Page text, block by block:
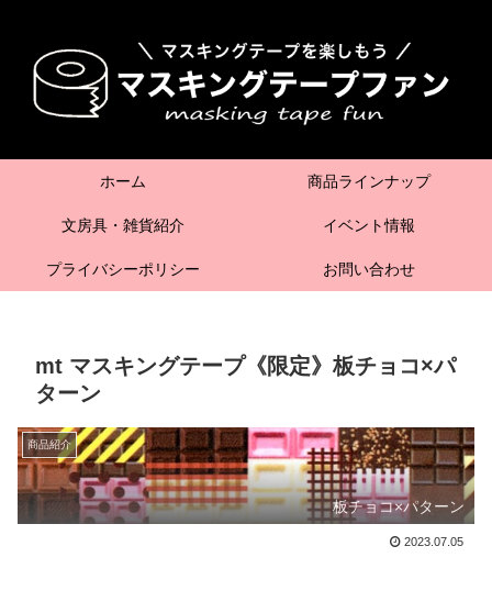
ホーム 商品ラインナップ
文房具・雑貨紹介 イベント情報
プライバシーポリシー お問い合わせ
mt マスキングテープ《限定》板チョコ×パ
ターン
商品紹介
板チョコ×パターン
2023.07.05